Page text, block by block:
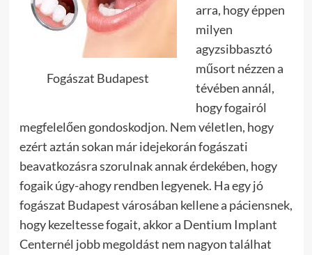
Fogászat Budapest
arra, hogy éppen
milyen
agyzsibbasztó
műsort nézzen a
tévében annál,
hogy fogairól
megfelelően gondoskodjon. Nem véletlen, hogy
ezért aztán sokan már idejekorán fogászati
beavatkozásra szorulnak annak érdekében, hogy
fogaik úgy-ahogy rendben legyenek. Ha egy jó
fogászat Budapest városában kellene a páciensnek,
hogy kezeltesse fogait, akkor a Dentium Implant
Centernél jobb megoldást nem nagyon találhat